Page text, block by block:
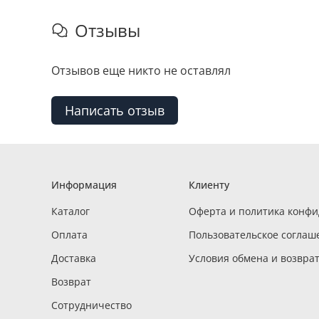
Отзывы
Отзывов еще никто не оставлял
Написать отзыв
Информация
Каталог
Оплата
Доставка
Возврат
Сотрудничество
Клиенту
Оферта и политика
Пользовательское
Условия обмена и